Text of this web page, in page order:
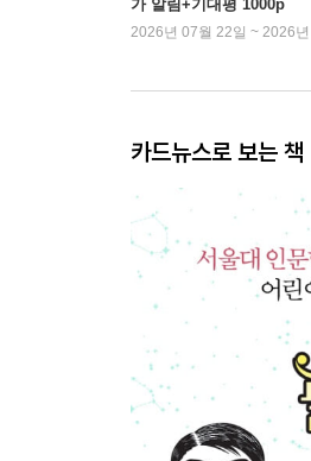
가 알림+기대평 1000p
2026년 07월 22일 ~ 2026년
카드뉴스로 보는 책